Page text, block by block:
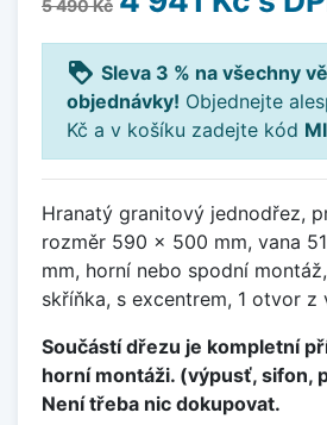
5 490 Kč
loyalty Sleva 3 % na všechny
objednávky! Objednejte
Kč a v košíku zadejte kód
Hranatý granitový jednodřez,
rozměr 590 x 500 mm, vana
mm, horní nebo spodní
skříňka, s excentrem, 1 otvor z
Součástí dřezu je kompletní
horní montáži. (výpusť, sifon,
Není třeba nic dokupovat.